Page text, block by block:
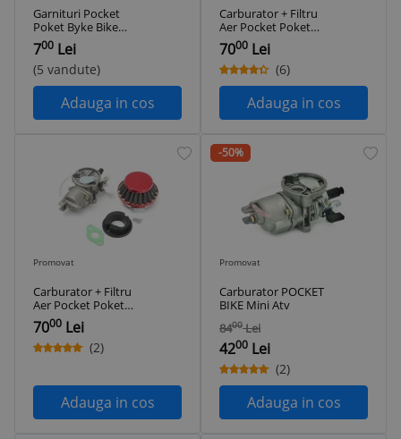
Garnituri Pocket
Poket Byke Bike
Mini ATV
700 Lei
(5 vandute)
Adauga in cos
Carburator + Filtru
Aer Pocket Poket
Byke Bike Mini ATV
7000 Lei
(6)
Adauga in cos
Promovat
Carburator + Filtru
Aer Pocket Poket
Byke Bike Mini ATV
7000 Lei
(2)
Adauga in cos
-50%
Promovat
Carburator POCKET
BIKE Mini Atv
8400 Lei
4200 Lei
(2)
Adauga in cos